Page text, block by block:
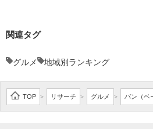
関連タグ
グルメ 地域別ランキング
TOP > リサーチ > グルメ > パン（ベ